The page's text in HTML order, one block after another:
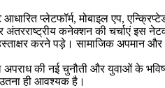
प्लेटफॉर्म, मोबाइल एप,
कनेक्शन की चर्चाएं इस
करने पड़े। सामाजिक अपमान
की नई चुनौती और युवाओं के
उतना ही आवश्यक है।